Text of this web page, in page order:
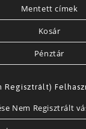
Mentett címek
Kosár
Pénztár
Regisztrált)
Nem Regisztrált